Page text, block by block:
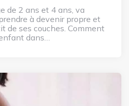
de 2 ans et 4 ans, va
à devenir propre et
de ses couches. Comment
dans…